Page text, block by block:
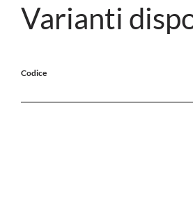
Varianti
Codice